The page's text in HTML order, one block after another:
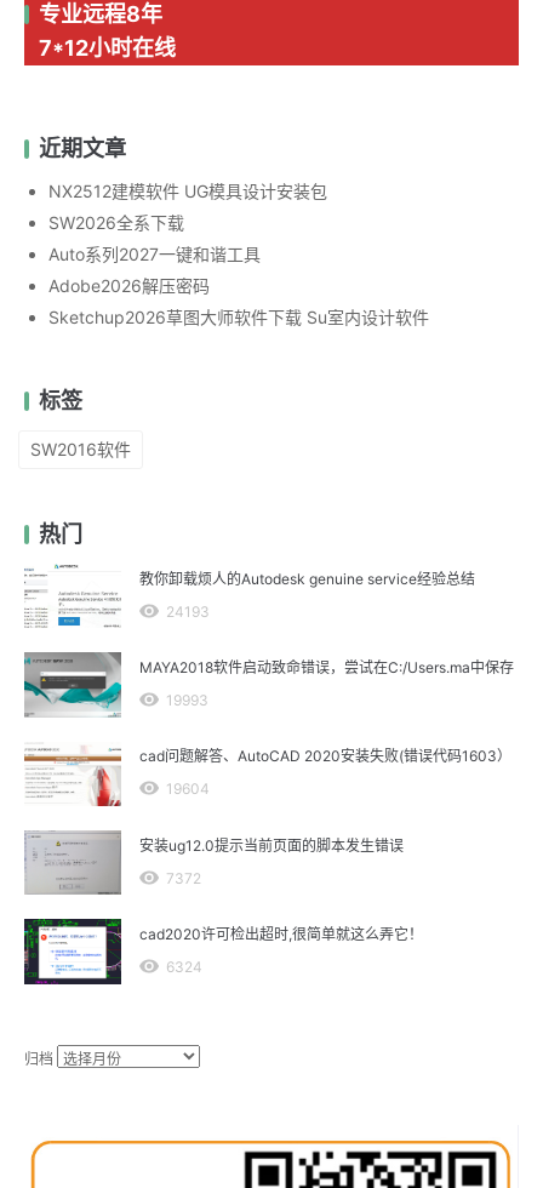
专业远程8年
7*12小时在线
近期文章
NX2512建模软件 UG模具设计安装包
SW2026全系下载
Auto系列2027一键和谐工具
Adobe2026解压密码
Sketchup2026草图大师软件下载 Su室内设计软件
标签
SW2016软件
热门
教你卸载烦人的Autodesk genuine service经验总结
24193
MAYA2018软件启动致命错误，尝试在C:/Users.ma中保存
19993
cad问题解答、AutoCAD 2020安装失败(错误代码1603）
19604
安装ug12.0提示当前页面的脚本发生错误
7372
cad2020许可检出超时,很简单就这么弄它！
6324
归档